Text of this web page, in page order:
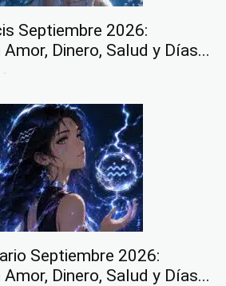
Septiembre 2026:
Dinero, Salud y Días...
-
Septiembre 2026:
Dinero, Salud y Días...